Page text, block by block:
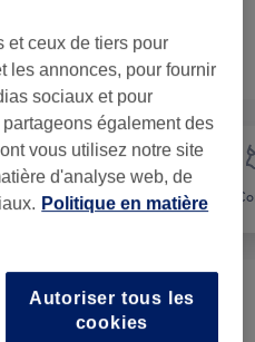
?
de prestations
Visage
à partir de 75 €
et ceux de tiers pour
les annonces, pour fournir
sociaux et pour
également des
vous utilisez notre site
d'analyse web, de
Politique en matière
Autoriser tous les
cookies